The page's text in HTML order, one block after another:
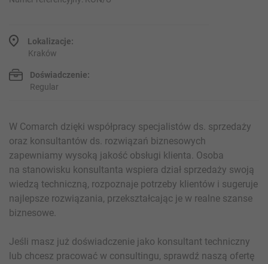
Lokalizacje:
Kraków
Doświadczenie:
Regular
W Comarch dzięki współpracy specjalistów ds. sprzedaży
oraz konsultantów ds. rozwiązań biznesowych
zapewniamy wysoką jakość obsługi klienta. Osoba
na stanowisku konsultanta wspiera dział sprzedaży swoją
wiedzą techniczną, rozpoznaje potrzeby klientów i sugeruje
najlepsze rozwiązania, przekształcając je w realne szanse
biznesowe.
Jeśli masz już doświadczenie jako konsultant techniczny
lub chcesz pracować w consultingu, sprawdź naszą ofertę